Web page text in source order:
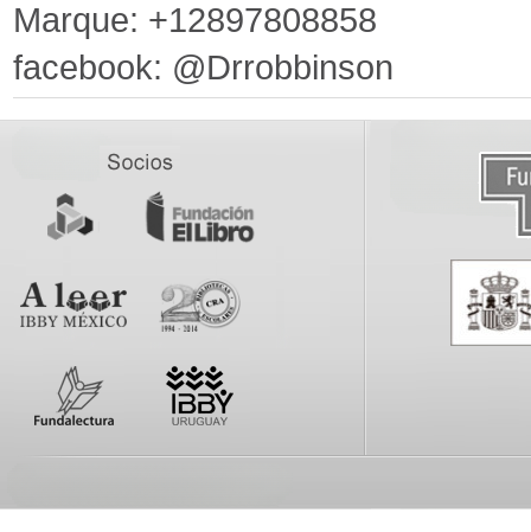
Marque: +12897808858
facebook: @Drrobbinson